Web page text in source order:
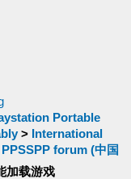
Portable
> International
forum (中国
加载游戏